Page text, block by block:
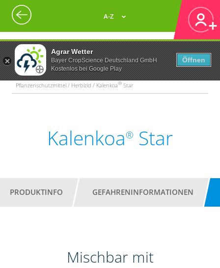
Agrar Wetter
Bayer CropScience Deutschland GmbH
Kostenlos bei Google Play
Öffnen
A-Z
Pflanzenschutzmittel / Herbizid / Kalenkoa® Star
Kalenkoa® Star
PRODUKTINFO GEFAHRENINFORMATIONEN
Mischbar mit